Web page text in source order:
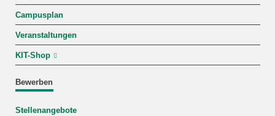
Campusplan
Veranstaltungen
KIT-Shop
Bewerben
Stellenangebote